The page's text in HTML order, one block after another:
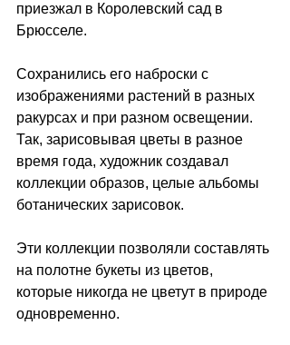
приезжал в Королевский сад в
Брюсселе.
Сохранились его наброски с
изображениями растений в разных
ракурсах и при разном освещении.
Так, зарисовывая цветы в разное
время года, художник создавал
коллекции образов, целые альбомы
ботанических зарисовок.
Эти коллекции позволяли составлять
на полотне букеты из цветов,
которые никогда не цветут в природе
одновременно.